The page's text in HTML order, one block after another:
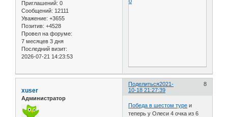
Приглашений: 0
Сообщений: 12111
Уважение: +3655
Позитив: +4528
Провел на форуме:
7 месяцев 3 дня
Последний визит:
2026-07-21 14:23:53
Поделиться 8
2021-
10-18 21:27:39
xuser
Администратор
Победа в шестом туре и
теперь у Олеси 4 очка из 6